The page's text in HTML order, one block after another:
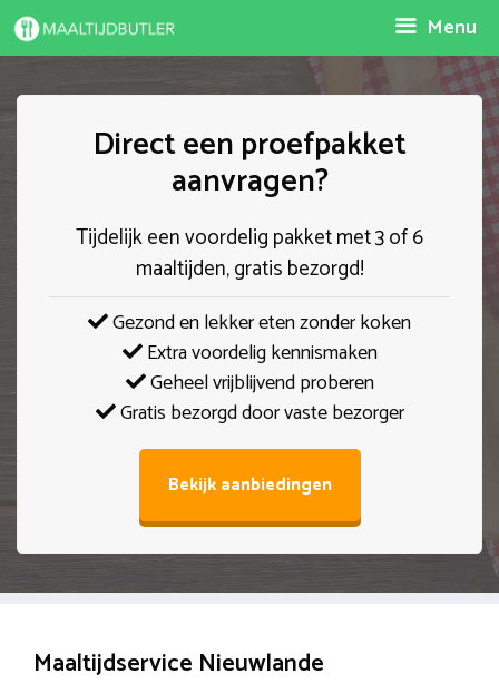
Spring
naar
Menu
Direct een proefpakket
aanvragen?
Tijdelijk een voordelig pakket met 3 of 6
maaltijden, gratis bezorgd!
Gezond en lekker eten zonder koken
Extra voordelig kennismaken
Geheel vrijblijvend proberen
Gratis bezorgd door vaste bezorger
Bekijk aanbiedingen
Maaltijdservice Nieuwlande